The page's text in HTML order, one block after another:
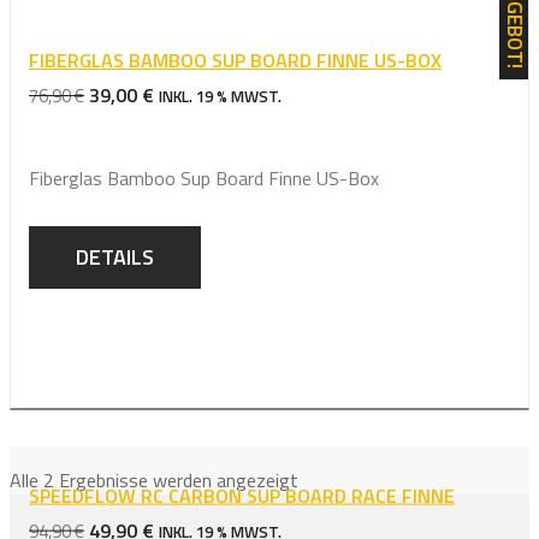
FIBERGLAS BAMBOO SUP BOARD FINNE US-BOX
76,90€ URSPRÜNGLICHER
76,90 €
39,00 € AKTUELLER
39,00 €.
INKL. 19 % MWST.
Fiberglas Bamboo Sup Board Finne US-Box
DETAILS
SPEEDFLOW RC CARBON SUP BOARD RACE FINNE
94,90€ URSPRÜNGLICHER
49,90 € AKTUELLER
INKL. 19 % MWST.
ANGEBOT!
Alle 2 Ergebnisse werden angezeigt